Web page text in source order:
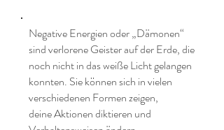
Negative Energien oder „Dämonen“
sind verlorene Geister auf der Erde, die
noch nicht in das weiße Licht gelangen
konnten. Sie können sich in vielen
verschiedenen Formen zeigen,
deine Aktionen diktieren und